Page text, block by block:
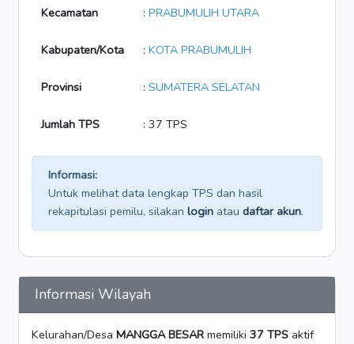
Kecamatan : PRABUMULIH UTARA
Kabupaten/Kota : KOTA PRABUMULIH
Provinsi : SUMATERA SELATAN
Jumlah TPS : 37 TPS
Informasi:
Untuk melihat data lengkap TPS dan hasil
rekapitulasi pemilu, silakan login atau daftar akun.
Informasi Wilayah
Kelurahan/Desa MANGGA BESAR memiliki 37 TPS aktif